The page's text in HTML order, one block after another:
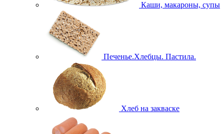
Каши, макароны, супы
Печенье.Хлебцы. Пастила.
Хлеб на закваске